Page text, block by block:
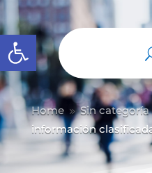
Abrir barra de
Home 9 Sin categoría
información